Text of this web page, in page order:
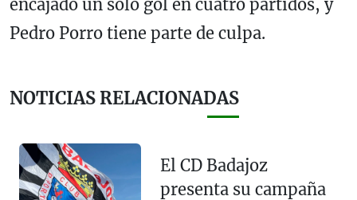
encajado un solo gol en cuatro partidos, y
Pedro Porro tiene parte de culpa.
NOTICIAS RELACIONADAS
El CD Badajoz
presenta su campaña